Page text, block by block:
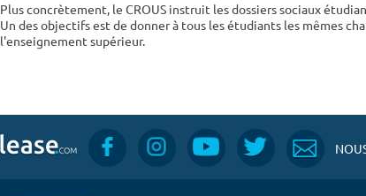
Plus concrètement, le CROUS instruit les dossiers sociaux
Un des objectifs est de donner à tous les étudiants les mêmes
l'enseignement supérieur.